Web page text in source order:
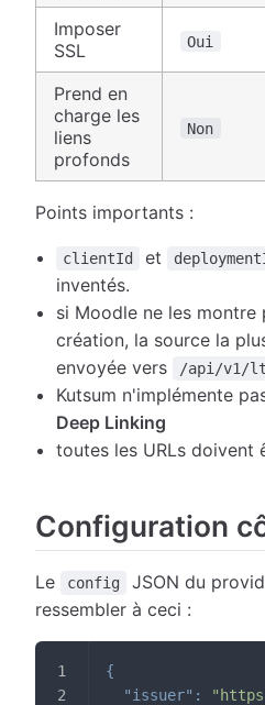
Imposer
SSL
Oui
Prend en
charge les
liens
profonds
Non
Points importants :
clientId et
inventés.
si Moodle ne les montre
création, la source la
envoyée vers
/api/v1/
Kutsum n'implémente
Deep Linking
toutes les URLs doivent
Configuration
Le config JSON du
ressembler à ceci :
{
"issuer" :